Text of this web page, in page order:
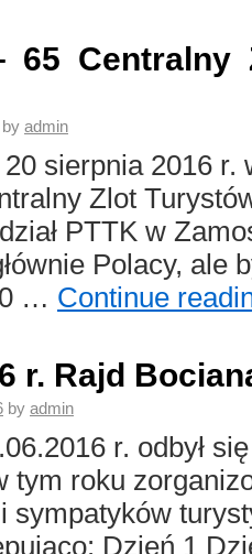
65
by admin
sierpnia 2016
Zlot
PTTK w
Polacy, ale
… Continue
r. Rajd
by admin
r. odbył
tym roku
sympatyków
Dzień 1